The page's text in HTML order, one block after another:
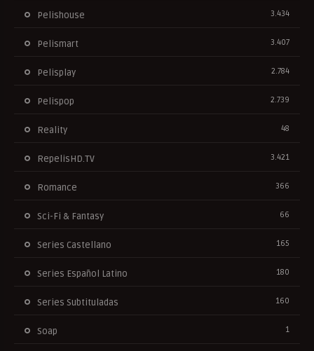
Pelishouse 3.434
Pelismart 3.407
Pelisplay 2.784
Pelispop 2.739
Reality 48
RepelisHD.TV 3.421
Romance 366
Sci-Fi & Fantasy 66
Series Castellano 165
Series Español Latino 180
Series Subtituladas 160
Soap 1